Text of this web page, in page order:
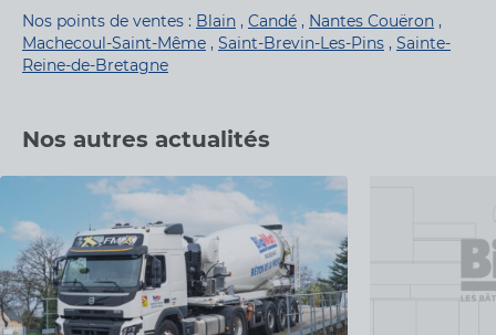
Nos points de ventes : Blain , Candé , Nantes Couëron ,
Machecoul-Saint-Même , Saint-Brevin-Les-Pins , Sainte-
Reine-de-Bretagne
Nos autres actualités